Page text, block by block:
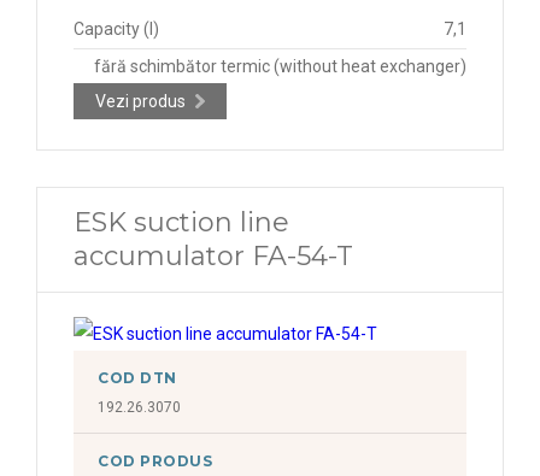
Capacity (l)
7,1
fără schimbător termic (without heat exchanger)
Vezi produs
ESK suction line
accumulator FA-54-T
COD DTN
192.26.3070
COD PRODUS